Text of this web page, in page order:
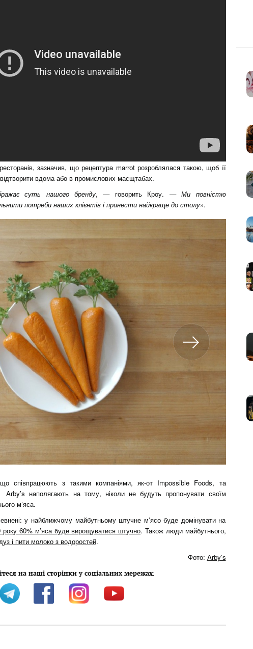
зазначив, що рецептура marrot розроблялася такою, щоб її
вдома або в промислових масщтабах.
суть нашого бренду, — говорить Кроу. —Ми повністю
потреби наших клієнтів і принести найкраще до столу».
що співпрацюють з такими компаніями, як-от Impossible Foods, та
наполягають на тому, ніколи не будуть пропонувати своїм
м’яса.
у найближчому майбутньому штучне м’ясо буде домінувати на
року 60% м’яса буде вирощуватися штучно. Також люди майбутнього,
і пити молоко з водоростей.
Фото: Arby’s
на наші сторінки у соціальних мережах: